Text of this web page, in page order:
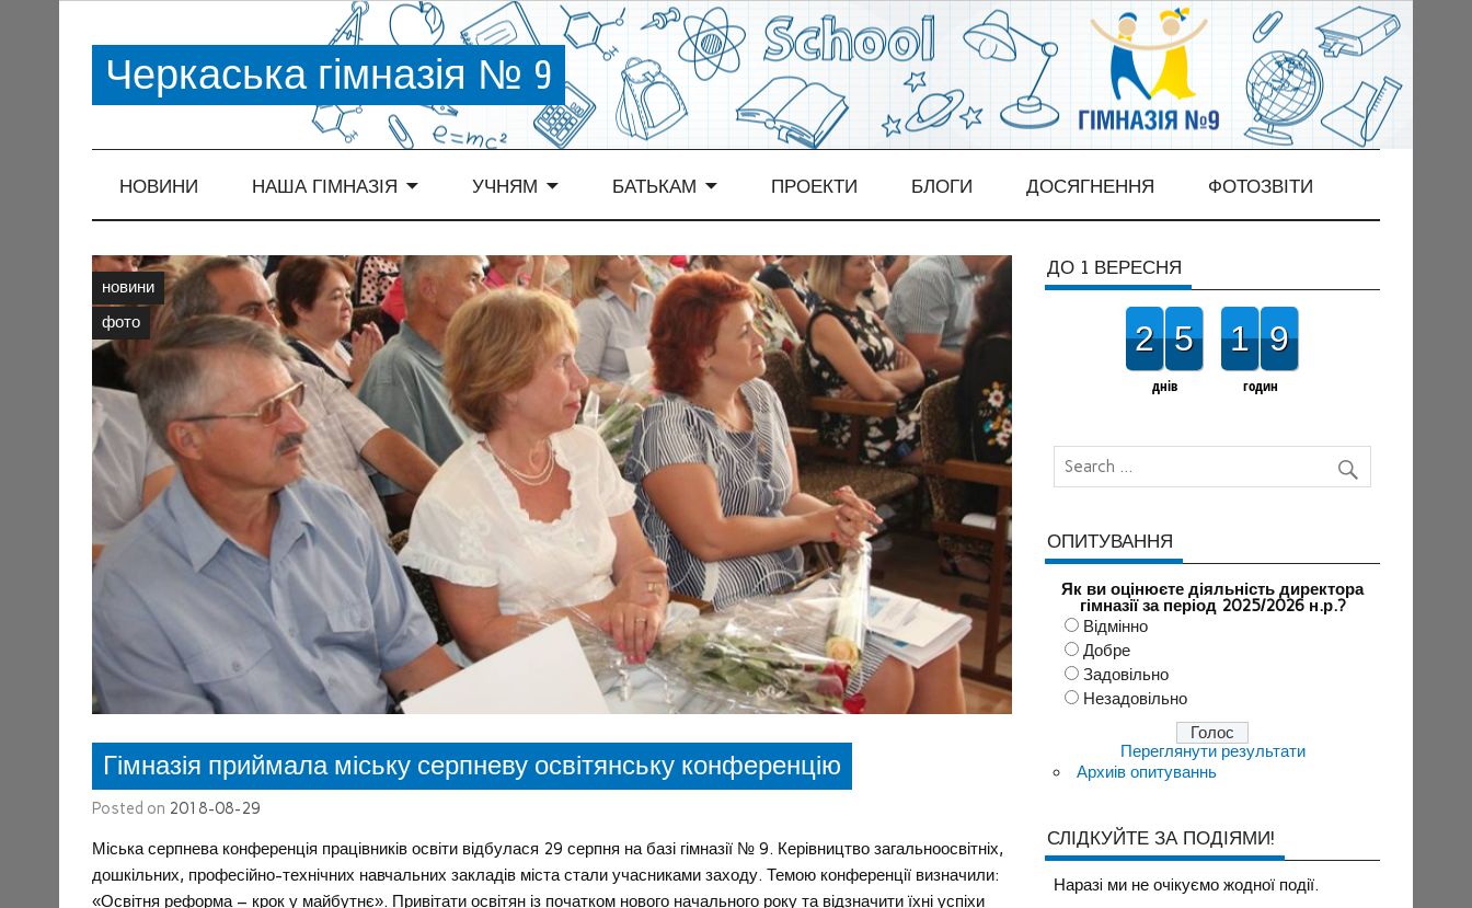
Черкаська гімназія № 9
НОВИНИ НАША ГІМНАЗІЯ УЧНЯМ БАТЬКАМ ПРОЕКТИ БЛОГИ ДОСЯГНЕННЯ ФОТОЗВІТИ
новини
фото
Гімназія приймала міську серпневу освітянську конференцію
Posted on 2018-08-29
Міська серпнева конференція працівників освіти відбулася 29 серпня на базі гімназії № 9. Керівництво загальноосвітніх,
дошкільних, професійно-технічних навчальних закладів міста стали учасниками заходу. Темою конференції визначили:
«Освітня реформа – крок у майбутнє». Привітати освітян із початком нового начального року та відзначити їхні успіхи
ДО 1 ВЕРЕСНЯ
2 5
днів
1 9
годин
ОПИТУВАННЯ
Як ви оцінюєте діяльність директора
гімназії за період 2025/2026 н.р.?
Відмінно
Добре
Задовільно
Незадовільно
Переглянути результати
Архиів опитуваннь
СЛІДКУЙТЕ ЗА ПОДІЯМИ!
Наразi ми не очiкуємо жодної події.